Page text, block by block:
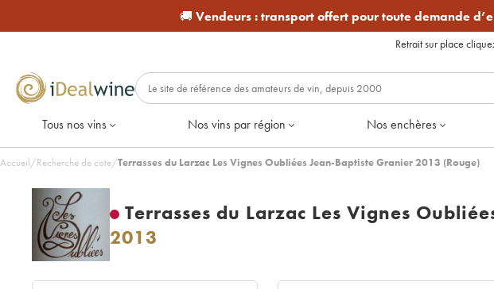
🚚 Vendeurs :transport offert pour toute demande
Retrait sur place
Tous nos vins Nos vins par région Nos enchères
Accueil/Recherche de cote/Terrasses du Larzac Les Vignes Oubliées Jean-Baptiste Granier 2013 (Rouge)
Terrasses du Larzac Les Vignes
2013